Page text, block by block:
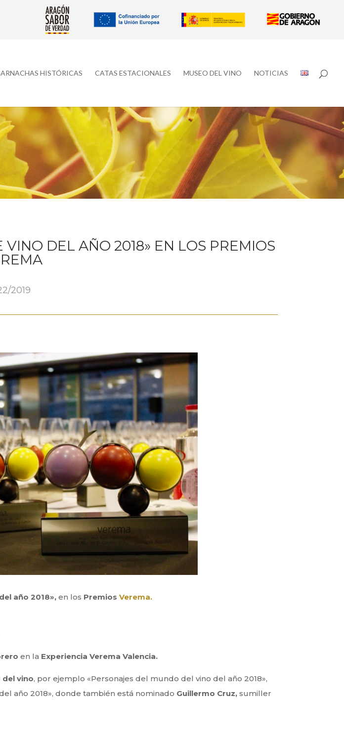
HISTÓRICAS CATAS ESTACIONALES MUSEO DEL VINO NOTICIAS
DEL AÑO 2018» EN LOS PREMIOS
2019
año 2018»,en los PremiosVerema.
en la Experiencia Verema Valencia.
del vino, por ejemplo «Personajes del mundo del vino del año 2018»,
año 2018», donde también está nominado Guillermo Cruz, sumiller